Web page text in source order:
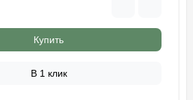
Купить
В 1 клик